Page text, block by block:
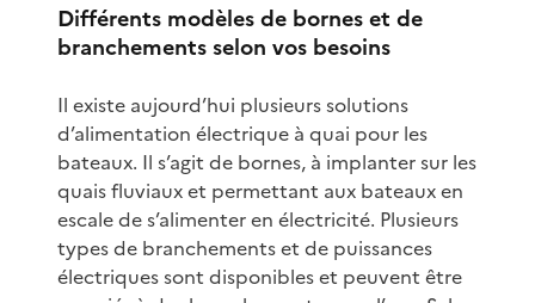
Différents modèles de bornes et de
branchements selon vos besoins
Il existe aujourd’hui plusieurs solutions
d’alimentation électrique à quai pour les
bateaux. Il s’agit de bornes, à implanter sur les
quais fluviaux et permettant aux bateaux en
escale de s’alimenter en électricité. Plusieurs
types de branchements et de puissances
électriques sont disponibles et peuvent être